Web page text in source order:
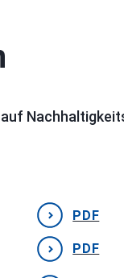
PDF
PDF